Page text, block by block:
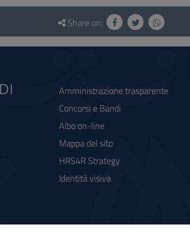
Share on:
Amministrazione trasparente
Concorsi e Bandi
Albo on-line
Mappa del sito
HRS4R Strategy
Identità visiva